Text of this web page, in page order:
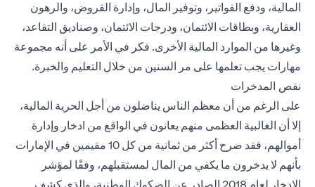
المالية، ودفع الفواتير، وتوفير المال، وإدارة القروض، والرهون
العقارية، وبطاقات الائتمان، ودرجات الائتمان، وصناديق التقاعد،
وغيرها من الموارد المالية الأخرى. فكر في الأمر على أنه مجموعة
مهارات يجب تعلمها على مر السنين من خلال التعليم والخبرة.
نقص المدخرات
على الرغم من أن معظم الناس يناضلون من أجل الحرية المالية،
إلا أن الغالبية العظمى منهم يعانون في الواقع من ادخار وإدارة
أموالهم، فقد صرح أكثر من ثمانية من كل 10 مقيمين في الإمارات
بأنهم لا يدخرون ما يكفي من المال لمستقبلهم، وفقًا لمؤشر